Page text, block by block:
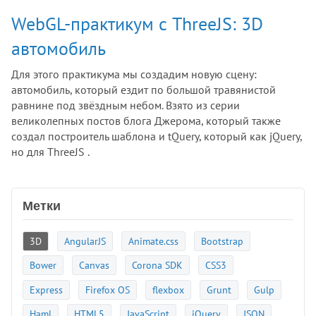
WebGL-практикум с ThreeJS: 3D
автомобиль
Для этого практикума мы создадим новую сцену:
автомобиль, который ездит по большой травянистой
равнине под звёздным небом. Взято из серии
великолепных постов блога Джерома, который также
создал построитель шаблона и tQuery, который как jQuery,
но для ThreeJS .
Метки
3D AngularJS Animate.css
Bootstrap
Bower
Canvas Corona SDK
CSS3
Express
Firefox OS flexbox Grunt
Gulp